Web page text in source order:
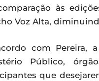
às
Voz Alta,
com Pereira,
Público,
que